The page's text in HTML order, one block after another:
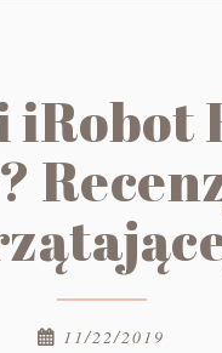
iRobot
11/22/2019